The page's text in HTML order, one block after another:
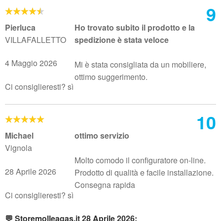
9
Pierluca
VILLAFALLETTO
4 Maggio 2026
Ci consiglieresti? sì
Ho trovato subito il prodotto e la
spedizione è stata veloce
Mi è stata consigliata da un mobiliere,
ottimo suggerimento.
10
Michael
Vignola
28 Aprile 2026
Ci consiglieresti? sì
ottimo servizio
Molto comodo il configuratore on-line.
Prodotto di qualità e facile installazione.
Consegna rapida
💬 Storemolleagas.it 28 Aprile 2026: